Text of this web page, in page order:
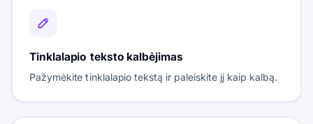
Tinklalapio teksto kalbėjimas
Pažymėkite tinklalapio tekstą ir paleiskite jį kaip kalbą.